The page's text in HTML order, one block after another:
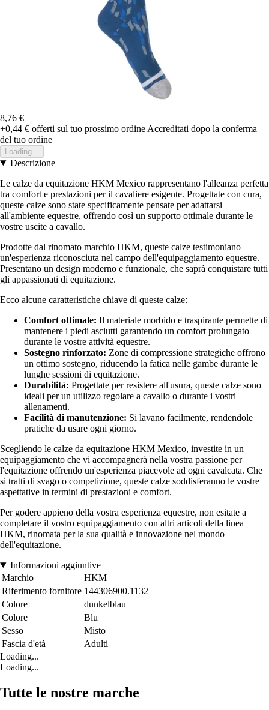
8,76 €
+0,44 € offerti sul tuo prossimo ordine Accreditati dopo la conferma
del tuo ordine
Loading...
Descrizione
Le calze da equitazione HKM Mexico rappresentano l'alleanza perfetta
tra comfort e prestazioni per il cavaliere esigente. Progettate con cura,
queste calze sono state specificamente pensate per adattarsi
all'ambiente equestre, offrendo così un supporto ottimale durante le
vostre uscite a cavallo.
Prodotte dal rinomato marchio HKM, queste calze testimoniano
un'esperienza riconosciuta nel campo dell'equipaggiamento equestre.
Presentano un design moderno e funzionale, che saprà conquistare tutti
gli appassionati di equitazione.
Ecco alcune caratteristiche chiave di queste calze:
Comfort ottimale: Il materiale morbido e traspirante permette di
mantenere i piedi asciutti garantendo un comfort prolungato
durante le vostre attività equestre.
Sostegno rinforzato: Zone di compressione strategiche offrono
un ottimo sostegno, riducendo la fatica nelle gambe durante le
lunghe sessioni di equitazione.
Durabilità: Progettate per resistere all'usura, queste calze sono
ideali per un utilizzo regolare a cavallo o durante i vostri
allenamenti.
Facilità di manutenzione: Si lavano facilmente, rendendole
pratiche da usare ogni giorno.
Scegliendo le calze da equitazione HKM Mexico, investite in un
equipaggiamento che vi accompagnerà nella vostra passione per
l'equitazione offrendo un'esperienza piacevole ad ogni cavalcata. Che
si tratti di svago o competizione, queste calze soddisferanno le vostre
aspettative in termini di prestazioni e comfort.
Per godere appieno della vostra esperienza equestre, non esitate a
completare il vostro equipaggiamento con altri articoli della linea
HKM, rinomata per la sua qualità e innovazione nel mondo
dell'equitazione.
Informazioni aggiuntive
Marchio
HKM
Riferimento fornitore 144306900.1132
Colore
dunkelblau
Colore
Blu
Sesso
Misto
Fascia d'età
Adulti
Loading...
Loading...
Tutte le nostre marche